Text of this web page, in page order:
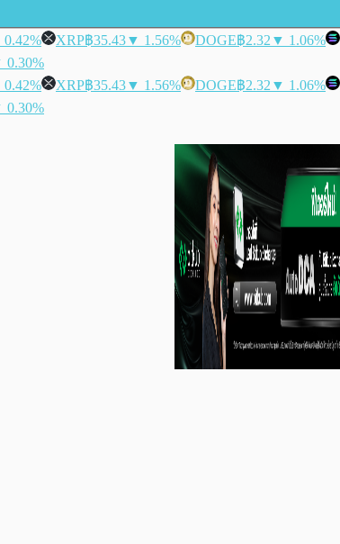
XRP฿35.43▼ 1.56% DOGE฿2.32 ▼ 1.06%
0.30%
XRP฿35.43▼ 1.56% DOGE฿2.32 ▼ 1.06%
0.30%